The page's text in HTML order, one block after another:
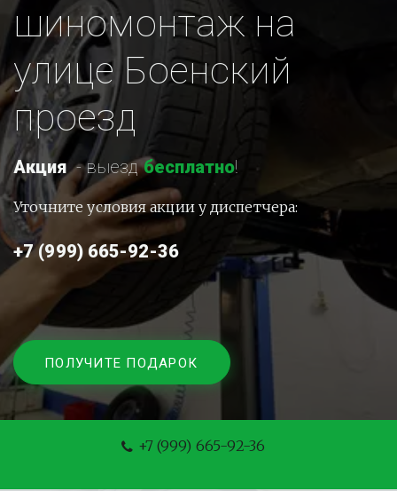
шиномонтаж на
улице Боенский
проезд
Акция - выезд бесплатно!
Уточните условия акции у диспетчера:
+7 (999) 665-92-36
ПОЛУЧИТЕ ПОДАРОК
+7 (999) 665-92-36